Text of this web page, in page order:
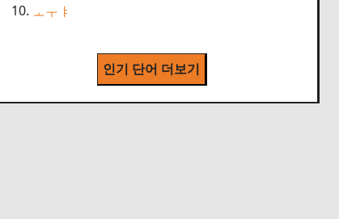
10. ㅗㅜㅑ
인기 단어 더보기